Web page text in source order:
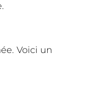
Voici un